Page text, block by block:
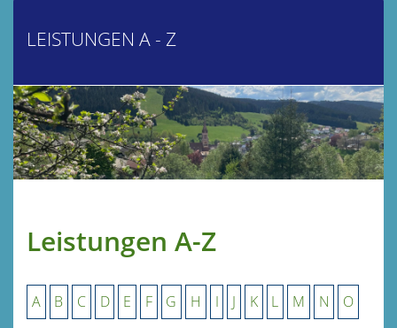
LEISTUNGEN A - Z
Leistungen A-Z
A B C D E F G H I J K L M N O